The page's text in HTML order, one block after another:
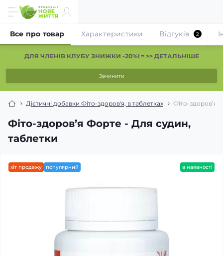
ДЛЯ ЧЛЕНІВ КЛУБУ ЗНИЖКИ -20%! = >> ДЕТАЛЬНІШЕ
Зачинити
Дієтичні добавки Фіто-здоров'я, в таблетках Фіто-здоров’я
Фіто-здоров’я Форте - Для судин,
таблетки
Все про товар Характеристики Відгуків 2
хіт продажу популярний в наявності